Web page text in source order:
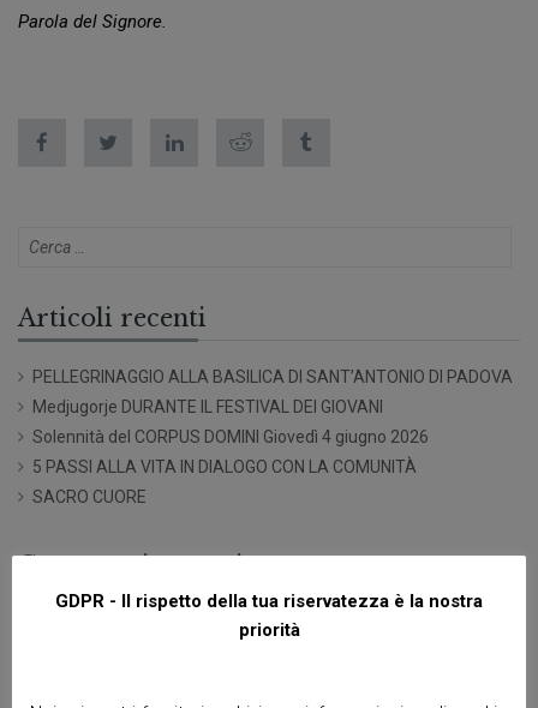
Parola del Signore.
Articoli recenti
PELLEGRINAGGIO ALLA BASILICA DI SANT’ANTONIO DI PADOVA
Medjugorje DURANTE IL FESTIVAL DEI GIOVANI
Solennità del CORPUS DOMINI Giovedì 4 giugno 2026
5 PASSI ALLA VITA IN DIALOGO CON LA COMUNITÀ
SACRO CUORE
Commenti recenti
GDPR - Il rispetto della tua riservatezza è la nostra
priorità